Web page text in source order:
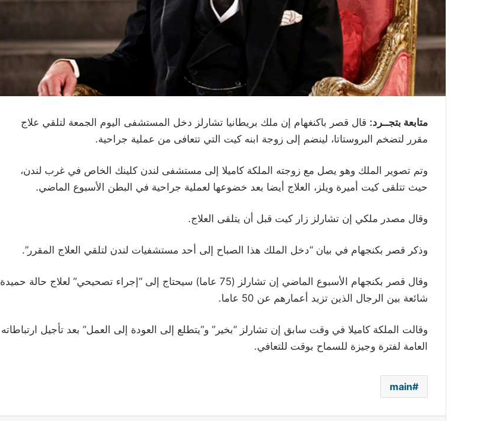
متابعة بتجــرد: قال قصر باكنغهام إن ملك بريطانيا تشارلز دخل المستشفى اليوم الجمعة لتلقي علاج
مقرر لتضخم البروستاتا، لينضم إلى زوجة ابنه كيت التي تتعافى من عملية جراحية.
وتم تصوير الملك وهو يصل مع زوجته الملكة كاميلا إلى مستشفى لندن كلينك الخاص في غرب لندن،
حيث تتلقى كيت أميرة ويلز، العلاج أيضا بعد خضوعها لعملية جراحية في البطن الأسبوع الماضي.
وقال مصدر ملكي إن تشارلز زار كيت قبل أن يتلقى العلاج.
وذكر قصر بكنجهام في بيان “دخل الملك هذا الصباح إلى أحد مستشفيات لندن لتلقي العلاج المقرر”.
وقال قصر بكنجهام الأسبوع الماضي إن تشارلز (75 عاما) سيحتاج إلى “إجراء تصحيحي” لعلاج حالة حميدة
شائعة بين الرجال الذين تزيد أعمارهم عن 50 عاما.
وقالت الملكة كاميلا في وقت سابق إن تشارلز “بخير” و”يتطلع إلى العودة إلى العمل” بعد تأجيل ارتباطاته
العامة لفترة وجيزة للسماح بوقت للتعافي.
main